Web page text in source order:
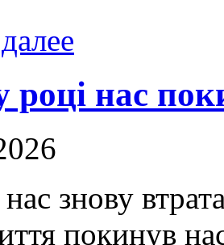
році нас
знову
покинув